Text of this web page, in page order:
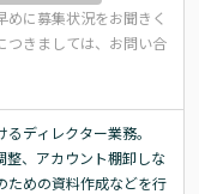
に募集状況をお聞きく
つきましては、お問い合
ディレクター業務。
整、アカウント棚卸しな
ための資料作成などを行